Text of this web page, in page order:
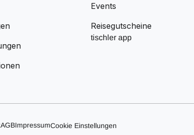
Events
Reisegutscheine
tischler app
AGBImpressumCookie Einstellungen